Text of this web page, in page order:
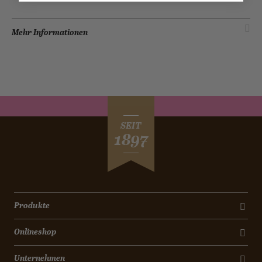
Mehr Informationen
SEIT
1897
Produkte
Onlineshop
Unternehmen